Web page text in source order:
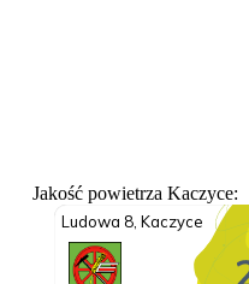
Jakość powietrza Kaczyce: